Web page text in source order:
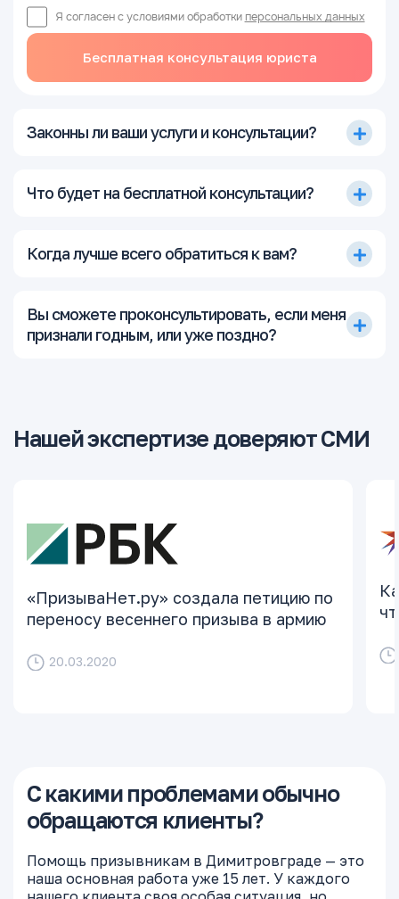
Я согласен с условиями обработки персональных данных
Бесплатная консультация юриста
Законны ли ваши услуги и консультации?
Что будет на бесплатной консультации?
Когда лучше всего обратиться к вам?
Вы сможете проконсультировать, если меня
признали годным, или уже поздно?
Нашей экспертизе доверяют СМИ
«ПризываНет.ру» создала петицию по
переносу весеннего призыва в армию
20.03.2020
С какими проблемами обычно
обращаются клиенты?
Помощь призывникам в Димитровграде — это
наша основная работа уже 15 лет. У каждого